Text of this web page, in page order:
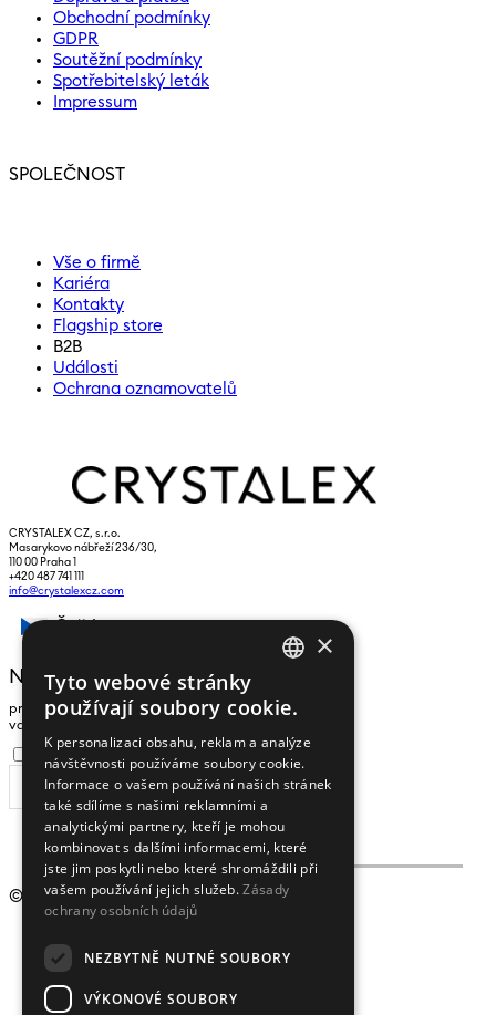
Obchodní podmínky
GDPR
Soutěžní podmínky
Spotřebitelský leták
Impressum
SPOLEČNOST
Vše o firmě
Kariéra
Kontakty
Flagship store
B2B
Události
Ochrana oznamovatelů
CRYSTALEX CZ, s.r.o.
Masarykovo nábřeží 236/30,
110 00 Praha 1
+420 487 741 111
info@crystalexcz.com
NEWSLETTER
pro zasílání zpráv a novinek zadejte prosím
vaši e-mailovou adresu
Souhlasím se zpracováním osobních údajů
ODEBÍRAT
© 2009 - 2026Crystalex CZ, s.r.o.
×
Tyto webové stránky
používají soubory cookie.
K personalizaci obsahu, reklam a analýze
návštěvnosti používáme soubory cookie.
Informace o vašem používání našich stránek
také sdílíme s našimi reklamními a
analytickými partnery, kteří je mohou
kombinovat s dalšími informacemi, které
jste jim poskytli nebo které shromáždili při
vašem používání jejich služeb.Zásady
ochrany osobních údajů
NEZBYTNĚ NUTNÉ SOUBORY
VÝKONOVÉ SOUBORY